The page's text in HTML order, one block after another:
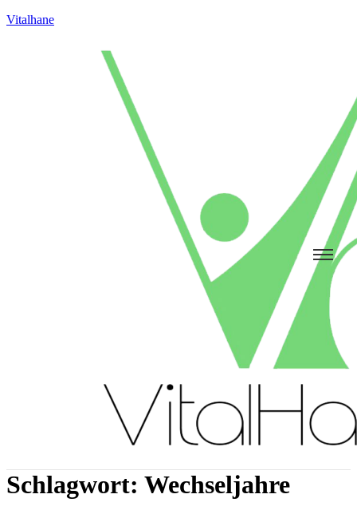
Vitalhane
Schlagwort: Wechseljahre